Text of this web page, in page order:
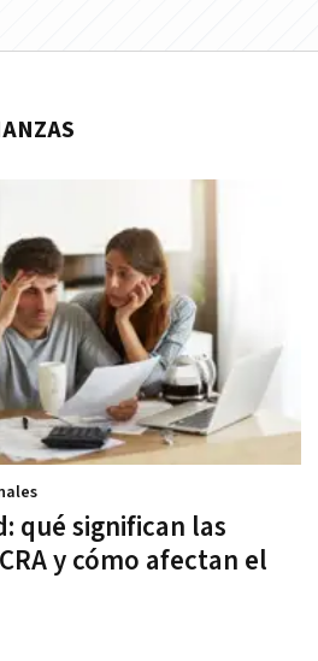
qué significan las
y cómo afectan el